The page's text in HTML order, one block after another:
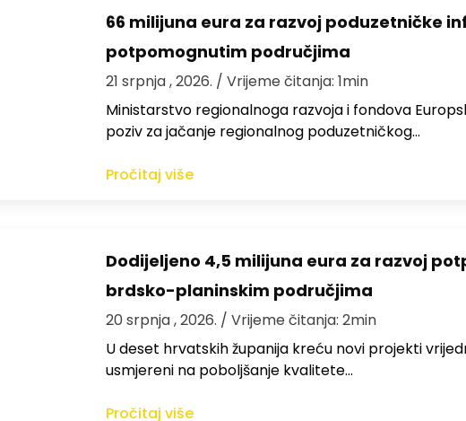
66 milijuna eura za razvoj poduzetničke
potpomognutim područjima
21 srpnja , 2026. / Vrijeme čitanja: 1min
Ministarstvo regionalnoga razvoja i fondova
poziv za jačanje regionalnog poduzetničkog…
Pročitaj više
Dodijeljeno 4,5 milijuna eura za razvoj
brdsko-planinskim područjima
20 srpnja , 2026. / Vrijeme čitanja: 2min
U deset hrvatskih županija kreću novi projekti
usmjereni na poboljšanje kvalitete…
Pročitaj više